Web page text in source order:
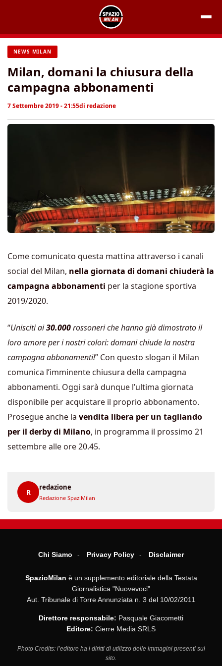
contenuto
NEWS MILAN
Milan, domani la chiusura della
campagna abbonamenti
7 Settembre 2019 - 21:55di redazione
Come comunicato questa mattina attraverso i canali
social del Milan, nella giornata di domani chiuderà la
campagna abbonamenti per la stagione sportiva
2019/2020.
“Unisciti ai30.000rossoneri che hanno già dimostrato il
loro amore per i nostri colori: domani chiude la nostra
campagna abbonamenti!” Con questo slogan il Milan
comunica l’imminente chiusura della campagna
abbonamenti. Oggi sarà dunque l’ultima giornata
disponibile per acquistare il proprio abbonamento.
Prosegue anche la vendita libera per un tagliando
per il derby di Milano, in programma il prossimo 21
settembre alle ore 20.45.
R
redazione
Redazione SpaziMilan
Chi Siamo Privacy Policy Disclaimer
SpazioMilan è un supplemento editoriale della Testata
Giornalistica "Nuovevoci"
Aut. Tribunale di Torre Annunziata n. 3 del 10/02/2011
Direttore responsabile: Pasquale Giacometti
Editore: Cierre Media SRLS
Photo Credits: l’editore ha i diritti di utilizzo delle immagini presenti sul
sito.